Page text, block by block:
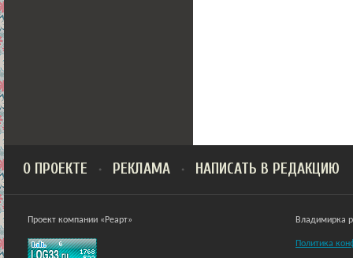
О ПРОЕКТЕ РЕКЛАМА НАПИСАТЬ В РЕДАКЦИЮ
Проект компании «Реарт» Владимирка
Политика